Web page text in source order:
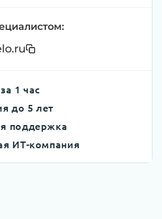
1 час
до 5 лет
поддержка
ИТ-компания